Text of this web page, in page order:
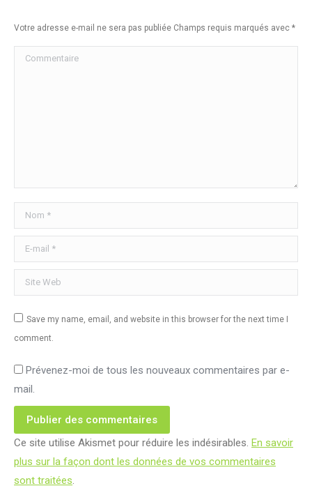
Votre adresse e-mail ne sera pas publiée Champs requis marqués avec *
Commentaire
Nom *
E-mail *
Site Web
Save my name, email, and website in this browser for the next time I
comment.
Prévenez-moi de tous les nouveaux commentaires par e-
mail.
Publier des commentaires
Ce site utilise Akismet pour réduire les indésirables. En savoir
plus sur la façon dont les données de vos commentaires
sont traitées.